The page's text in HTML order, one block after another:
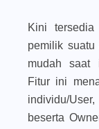
Kini tersedia
pemilik
mudah saat
Fitur ini
individu/
beserta